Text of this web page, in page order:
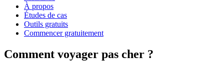
À propos
Études de cas
Outils gratuits
Commencer gratuitement
Comment voyager pas cher ?